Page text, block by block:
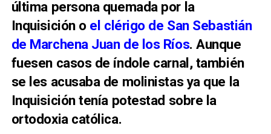
última persona quemada por la
Inquisición o el clérigo de San Sebastián
de Marchena Juan de los Ríos. Aunque
fuesen casos de índole carnal, también
se les acusaba de molinistas ya que la
Inquisición tenía potestad sobre la
ortodoxia católica.